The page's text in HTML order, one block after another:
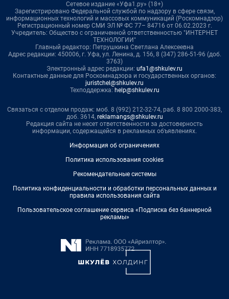
Сетевое издание «Уфа1.ру» (18+)
Зарегистрировано Федеральной службой по надзору в сфере связи,
информационных технологий и массовых коммуникаций (Роскомнадзор)
Регистрационный номер СМИ ЭЛ № ФС 77– 84716 от 06.02.2023 г.
Учредитель: Общество с ограниченной ответственностью "ИНТЕРНЕТ
ТЕХНОЛОГИИ"
Главный редактор: Петрушкина Светлана Алексеевна
Адрес редакции: 450006, г. Уфа, ул. Ленина, д. 156, 8 (347) 286-51-96 (доб.
3763)
Электронный адрес редакции: ufa1@shkulev.ru
Контактные данные для Роскомнадзора и государственных органов:
juristchel@shkulev.ru
Техподдержка: help@shkulev.ru
Связаться с отделом продаж: моб. 8 (992) 212-32-74, раб. 8 800 2000-383,
доб. 3614, reklamangs@shkulev.ru
Редакция сайта не несет ответственности за достоверность
информации, содержащейся в рекламных объявлениях.
Информация об ограничениях
Политика использования cookies
Рекомендательные системы
Политика конфиденциальности и обработки персональных данных и
правила использования сайта
Пользовательское соглашение сервиса «Подписка без баннерной
рекламы»